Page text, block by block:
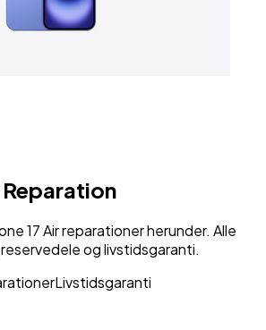
Reparation
17 Airreparationer herunder. Alle
reservedele og livstidsgaranti.
Livstidsgaranti